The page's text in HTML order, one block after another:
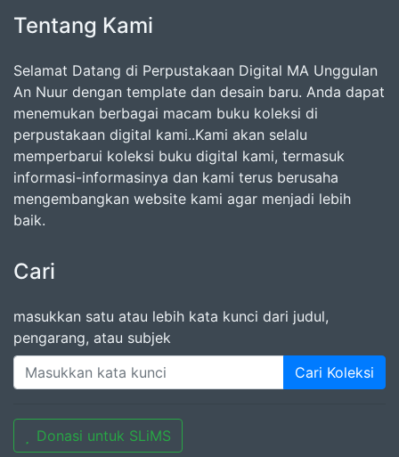
Tentang Kami
Selamat Datang di Perpustakaan Digital MA Unggulan
An Nuur dengan template dan desain baru. Anda dapat
menemukan berbagai macam buku koleksi di
perpustakaan digital kami..Kami akan selalu
memperbarui koleksi buku digital kami, termasuk
informasi-informasinya dan kami terus berusaha
mengembangkan website kami agar menjadi lebih
baik.
Cari
masukkan satu atau lebih kata kunci dari judul,
pengarang, atau subjek
Cari Koleksi
Donasi untuk SLiMS